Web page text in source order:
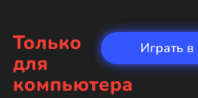
Только
для
компьютера
Играть